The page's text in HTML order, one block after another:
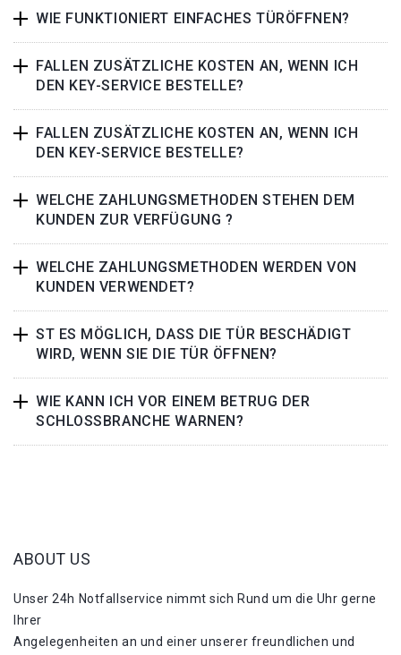
WIE FUNKTIONIERT EINFACHES TÜRÖFFNEN?
FALLEN ZUSÄTZLICHE KOSTEN AN, WENN ICH
DEN KEY-SERVICE BESTELLE?
FALLEN ZUSÄTZLICHE KOSTEN AN, WENN ICH
DEN KEY-SERVICE BESTELLE?
WELCHE ZAHLUNGSMETHODEN STEHEN DEM
KUNDEN ZUR VERFÜGUNG ?
WELCHE ZAHLUNGSMETHODEN WERDEN VON
KUNDEN VERWENDET?
ST ES MÖGLICH, DASS DIE TÜR BESCHÄDIGT
WIRD, WENN SIE DIE TÜR ÖFFNEN?
WIE KANN ICH VOR EINEM BETRUG DER
SCHLOSSBRANCHE WARNEN?
ABOUT US
Unser 24h Notfallservice nimmt sich Rund um die Uhr gerne
Ihrer
Angelegenheiten an und einer unserer freundlichen und